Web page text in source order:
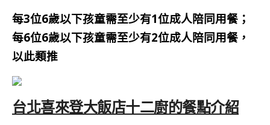
每3位6歲以下孩童需至少有1位成人陪同用餐；
每6位6歲以下孩童需至少有2位成人陪同用餐，
以此類推
台北喜來登大飯店十二廚的餐點介紹